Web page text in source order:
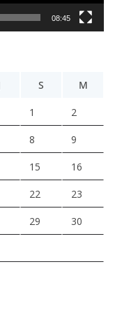
08:45
S M
1 2
8 9
15 16
22 23
29 30